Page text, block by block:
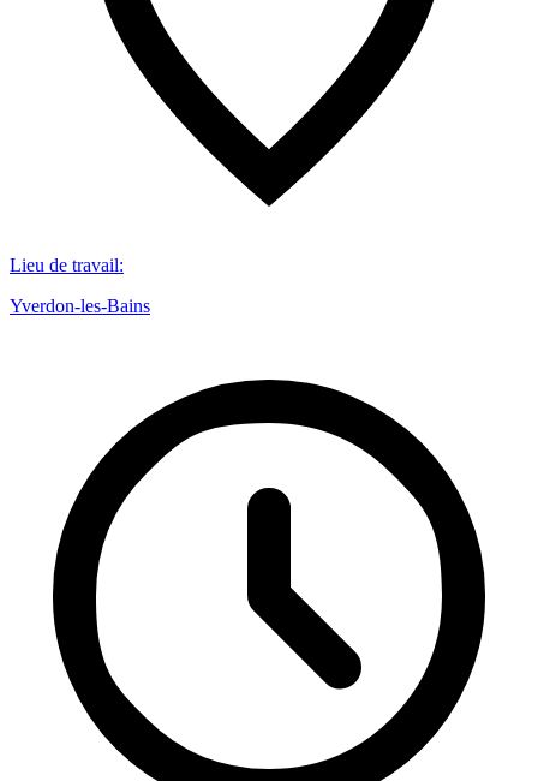
Lieu de travail:
Yverdon-les-Bains